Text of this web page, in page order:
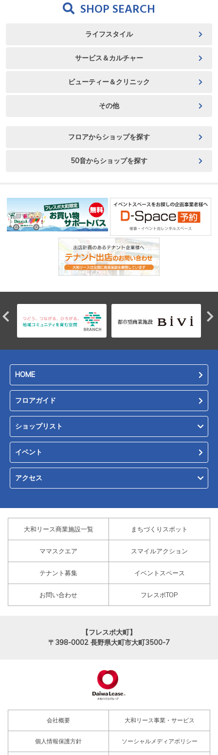
SHOP SEARCH
ライフスタイル
サービス＆カルチャー
ビューティー＆クリニック
その他
フロアからショップを探す
50音からショップを探す
HOME
フロアガイド
ショップリスト
イベント
アクセス
大和リース商業施設一覧 まちづくりスポット
ママスクエア スマイルアクション
テナント募集 イベントスペース
お問い合わせ フレスポTOP
【フレスポ大町】
〒398-0002 長野県大町市大町3500-7
会社概要 大和リース事業・サービス
個人情報保護方針 ソーシャルメディアポリシー